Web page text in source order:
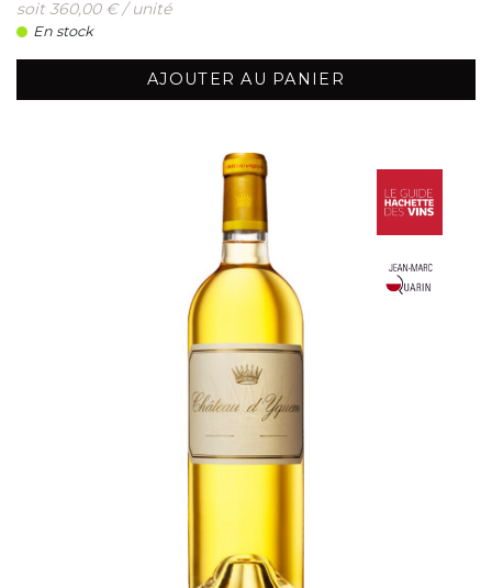
soit 360,00 € / unité
En stock
AJOUTER AU PANIER